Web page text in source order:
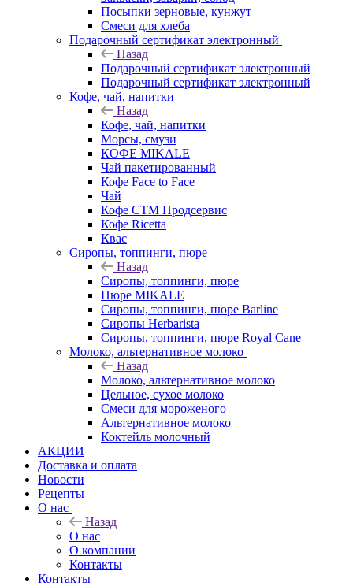
Посыпки зерновые, кунжут
Смеси для хлеба
Подарочный сертификат электронный
Назад
Подарочный сертификат электронный
Подарочный сертификат электронный
Кофе, чай, напитки
Назад
Кофе, чай, напитки
Морсы, смузи
КОФЕ MIKALE
Чай пакетированный
Кофе Face to Face
Чай
Кофе СТМ Продсервис
Кофе Ricetta
Квас
Сиропы, топпинги, пюре
Назад
Сиропы, топпинги, пюре
Пюре MIKALE
Сиропы, топпинги, пюре Barline
Сиропы Herbarista
Сиропы, топпинги, пюре Royal Cane
Молоко, альтернативное молоко
Назад
Молоко, альтернативное молоко
Цельное, сухое молоко
Смеси для мороженого
Альтернативное молоко
Коктейль молочный
АКЦИИ
Доставка и оплата
Новости
Рецепты
О нас
Назад
О нас
О компании
Контакты
Контакты